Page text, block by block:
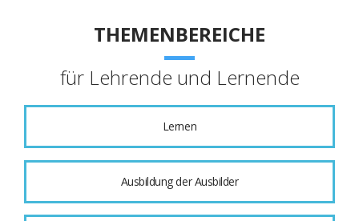
THEMENBEREICHE
für Lehrende und Lernende
Lernen
Ausbildung der Ausbilder